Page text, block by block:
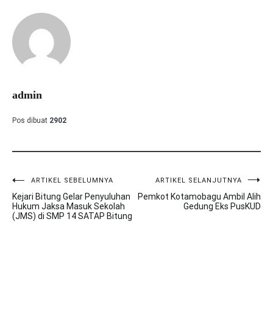
admin
Pos dibuat 2902
Navigasi
pos
ARTIKEL SEBELUMNYA
Kejari Bitung Gelar Penyuluhan
Hukum Jaksa Masuk Sekolah
(JMS) di SMP 14 SATAP Bitung
ARTIKEL SELANJUTNYA
Pemkot Kotamobagu Ambil Alih
Gedung Eks PusKUD